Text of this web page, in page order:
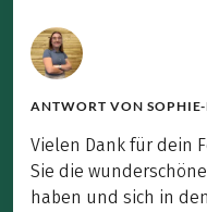
ANTWORT VON
Vielen Dank für dein
Sie die
haben und sich in